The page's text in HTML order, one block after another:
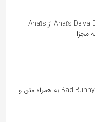
آهنگ فرانسوی Anaïs Delva Et je danse از Anaïs
آهنگ اسپانیایی Andrea از Bad Bunny به همراه متن و